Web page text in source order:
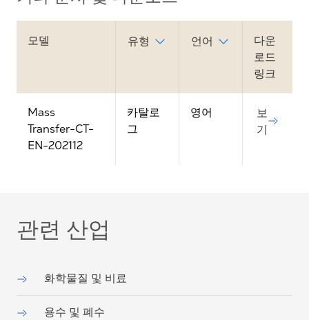
모델 유형 언어
다운
로드
링크
Mass
Transfer-CT-
EN-202112
카탈로
그
영어
보
기
관련 산업
화학물질 및 비료
용수 및 폐수